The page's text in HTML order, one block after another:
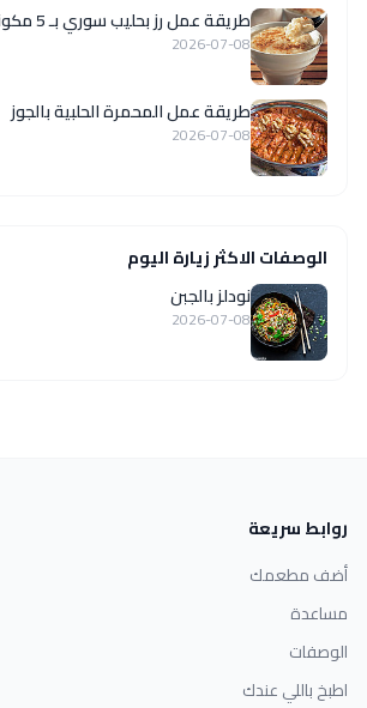
طريقة عمل رز بحليب سوري بـ 5 مكونات
2026-07-08
طريقة عمل المحمرة الحلبية بالجوز
2026-07-08
الوصفات الاكثر زيارة اليوم
نودلز بالجبن
2026-07-08
روابط سريعة
أضف مطعمك
مساعدة
الوصفات
اطبخ باللي عندك